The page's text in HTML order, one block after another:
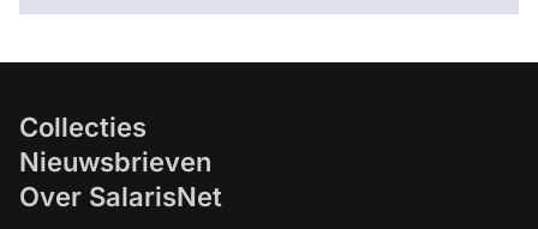
Collecties
Nieuwsbrieven
Over SalarisNet